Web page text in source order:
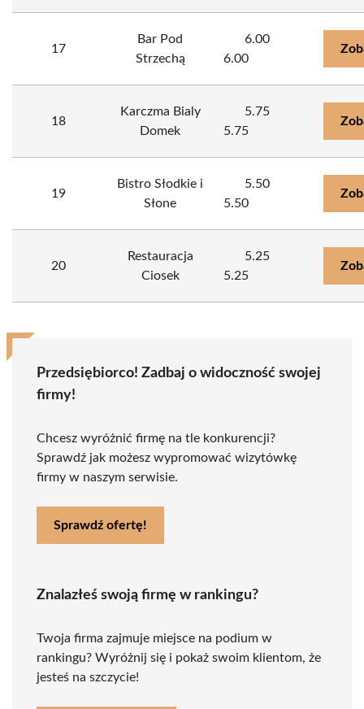
17
Bar Pod
Strzechą
6.00
6.00
18
Karczma Bialy
Domek
5.75
5.75
19
Bistro Słodkie i
Słone
5.50
5.50
20
Restauracja
Ciosek
5.25
5.25
Przedsiębiorco! Zadbaj o widoczność swojej
firmy!
Chcesz wyróżnić firmę na tle konkurencji?
Sprawdź jak możesz wypromować wizytówkę
firmy w naszym serwisie.
Sprawdź ofertę!
Znalazłeś swoją firmę w rankingu?
Twoja firma zajmuje miejsce na podium w
rankingu? Wyróżnij się i pokaż swoim klientom, że
jesteś na szczycie!